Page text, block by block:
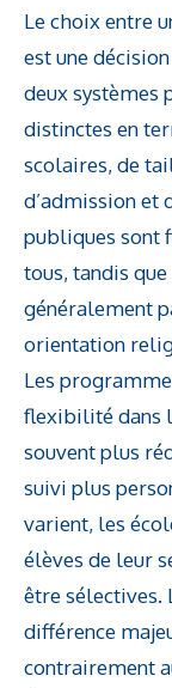
Le choix entre
est une
deux systèmes
distinctes en
scolaires, de
d’admission et
publiques sont
tous, tandis
généralement
orientation
Les
flexibilité dans
souvent plus
suivi plus
varient, les
élèves de leur
être sélectives.
différence
contrairement